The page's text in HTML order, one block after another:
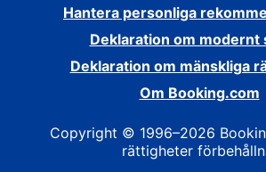
Hantera personliga
Deklaration om modernt
Deklaration om mänskliga
Om Booking.com
Copyright © 1996–2026
rättigheter